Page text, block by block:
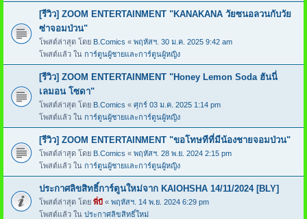
[รีวิว] ZOOM ENTERTAINMENT "KANAKANA วัยซนอลวนกับวัย
ซ่าจอมป่วน"
โพสต์ล่าสุด โดย B.Comics « พฤหัสฯ. 30 ม.ค. 2025 9:42 am
โพสต์แล้ว ใน การ์ตูนผู้ชายและการ์ตูนผู้หญิง
[รีวิว] ZOOM ENTERTAINMENT "Honey Lemon Soda ฮันนี่
เลมอน โซดา"
โพสต์ล่าสุด โดย B.Comics « ศุกร์ 03 ม.ค. 2025 1:14 pm
โพสต์แล้ว ใน การ์ตูนผู้ชายและการ์ตูนผู้หญิง
[รีวิว] ZOOM ENTERTAINMENT "ขอโทษทีที่มีน้องชายจอมป่วน"
โพสต์ล่าสุด โดย B.Comics « พฤหัสฯ. 28 พ.ย. 2024 2:15 pm
โพสต์แล้ว ใน การ์ตูนผู้ชายและการ์ตูนผู้หญิง
ประกาศลิขสิทธิ์การ์ตูนใหม่จาก KAIOHSHA 14/11/2024 [BLY]
โพสต์ล่าสุด โดย พี่บี « พฤหัสฯ. 14 พ.ย. 2024 6:29 pm
โพสต์แล้ว ใน ประกาศลิขสิทธิ์ใหม่